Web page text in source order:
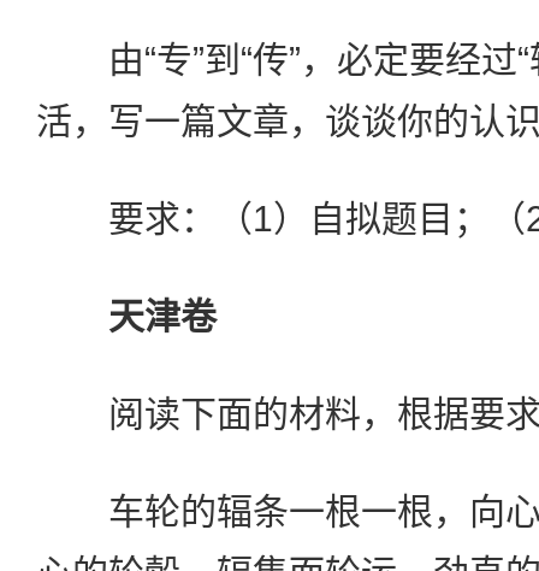
由“专”到“传”，必定要经过“
活，写一篇文章，谈谈你的认
要求：（1）自拟题目；（
天津卷
阅读下面的材料，根据要求
车轮的辐条一根一根，向心